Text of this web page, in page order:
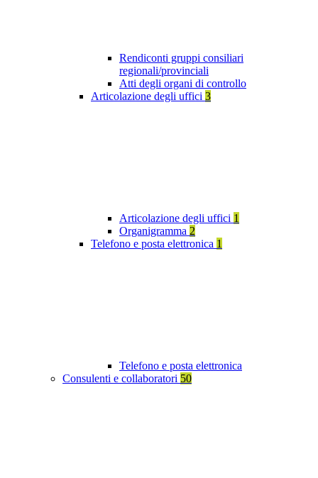
Rendiconti gruppi consiliari
regionali/provinciali
Atti degli organi di controllo
Articolazione degli uffici 3
Articolazione degli uffici 1
Organigramma 2
Telefono e posta elettronica 1
Telefono e posta elettronica
Consulenti e collaboratori 50